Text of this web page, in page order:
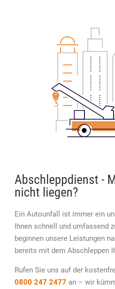
Abschleppdienst -
nicht liegen?
Ein Autounfall ist immer ein
Ihnen schnell und umfassend
beginnen unsere Leistungen
bereits mit dem Abschleppen
Rufen Sie uns auf der
0800 247 2477 an – wir